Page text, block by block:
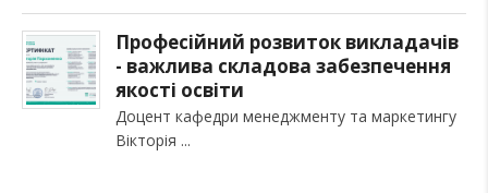
Професійний розвиток викладачів
- важлива складова забезпечення
якості освіти
Доцент кафедри менеджменту та маркетингу
Вікторія